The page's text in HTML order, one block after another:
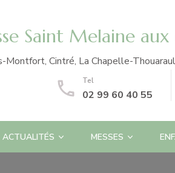
Saint Melaine
Montfort, Cintré, La Chapelle-
Tel
02 99 60 40 55
ACTUALITÉS MESSES